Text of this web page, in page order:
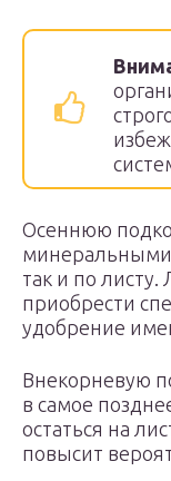
Осеннюю
минеральными
так и по листу.
приобрести
удобрение
Внекорневую
в самое
остаться на
повысит